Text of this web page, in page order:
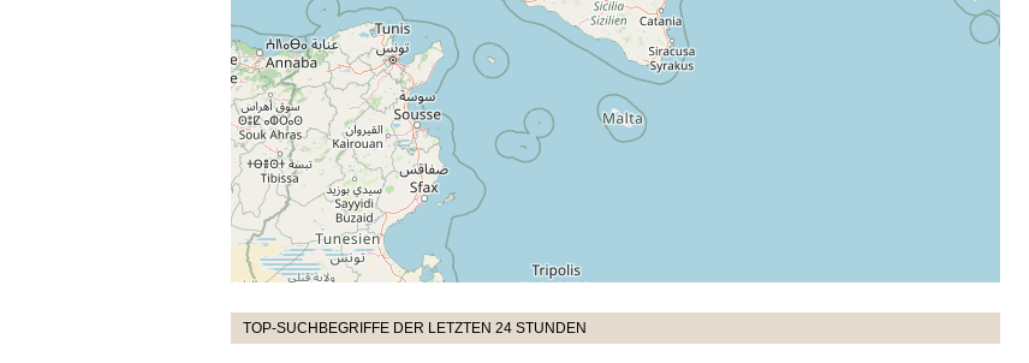
TOP-SUCHBEGRIFFE DER LETZTEN 24 STUNDEN